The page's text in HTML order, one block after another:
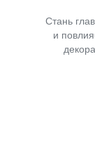
Стань
и